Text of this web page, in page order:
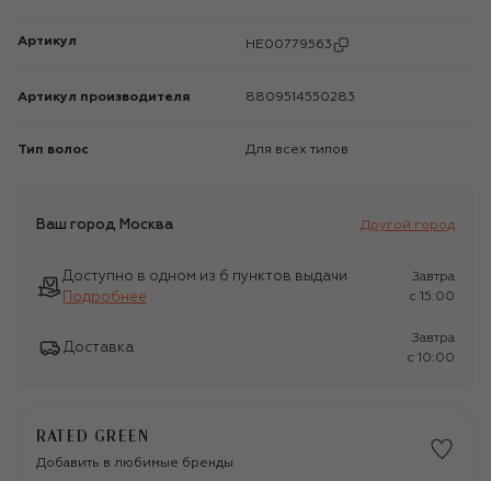
Артикул HE00779563
Артикул производителя 8809514550283
Тип волос Для всех типов
Ваш город Москва Другой город
Доступно в одном из 6 пунктов выдачи
Подробнее
Завтра
c 15:00
Доставка
Завтра
c 10:00
RATED GREEN
Добавить в любимые бренды